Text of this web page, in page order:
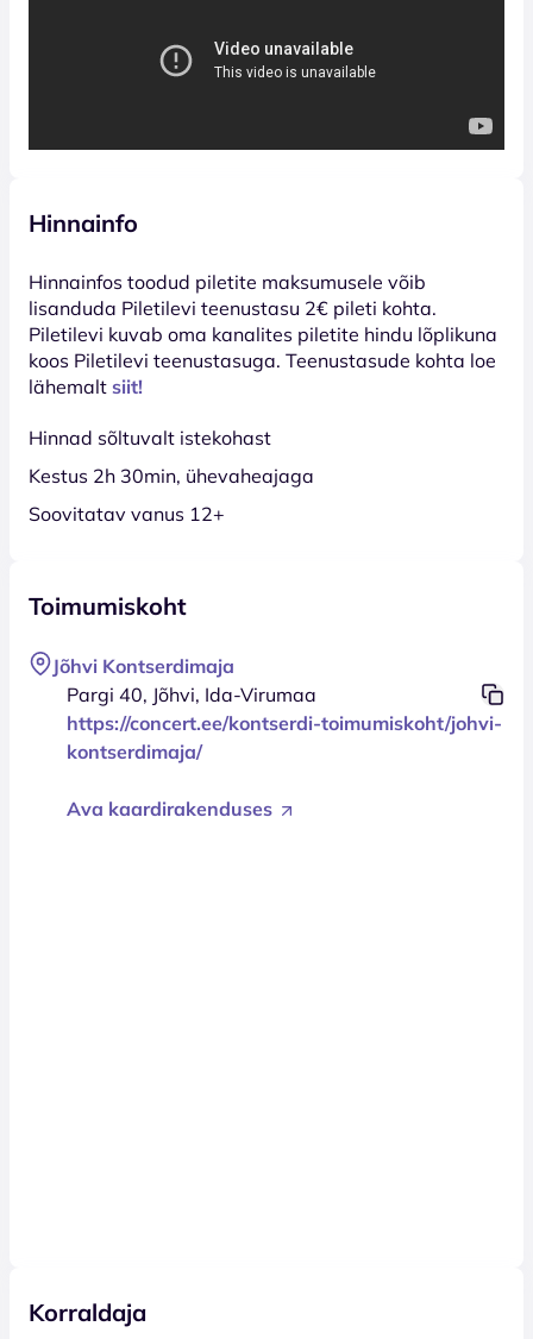
Hinnainfo
Hinnainfos toodud piletite maksumusele võib
lisanduda Piletilevi teenustasu 2€ pileti kohta.
Piletilevi kuvab oma kanalites piletite hindu lõplikuna
koos Piletilevi teenustasuga. Teenustasude kohta loe
lähemalt siit!
Hinnad sõltuvalt istekohast
Kestus 2h 30min, ühevaheajaga
Soovitatav vanus 12+
Toimumiskoht
Jõhvi Kontserdimaja
Pargi 40, Jõhvi, Ida-Virumaa
https://concert.ee/kontserdi-toimumiskoht/johvi-
kontserdimaja/
Ava kaardirakenduses
Korraldaja